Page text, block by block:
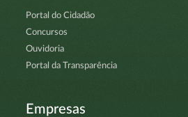
Portal do Cidadão
Concursos
Ouvidoria
Portal da Transparência
Empresas